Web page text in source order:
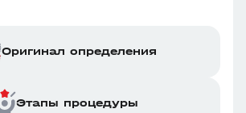
Оригинал определения
Этапы процедуры